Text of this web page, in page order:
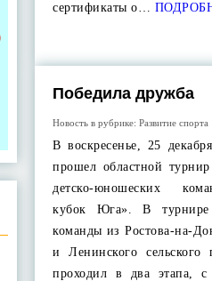
сертификаты о…
Победила дружба
Новость в рубрике:Развитие спорта
В воскресенье, 25
прошел областной
детско-юношеских
кубок Юга». В турнире
команды из Ростова-на-
и Ленинского сельского
проходил в два этапа,